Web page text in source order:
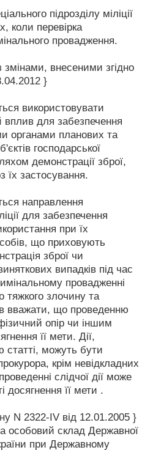
підрозділу міліції
коли перевірка
провадження.
змінами, внесеними згідно
}
використовувати
вплив для забезпечення
органами планових та
господарської
демонстрації зброї,
їх застосування.
направлення
для забезпечення
при їх
що приховують
зброї чи
випадків під час
провадженні
тяжкого злочину та
вважати, що проведенню
опір чи іншим
її мети. Дії,
статті, можуть бути
крім невідкладних
слідчої дії може
досягнення її мети .
N 2322-IV від 12.01.2005 }
особовий склад Державної
при Державному